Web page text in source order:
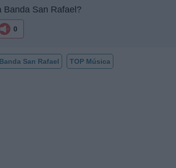
Banda San Rafael?
0
San Rafael TOP Música